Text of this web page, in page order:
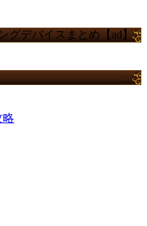
グデバイスまとめ【ad】
略